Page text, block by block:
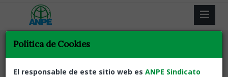
Política de Cookies
El responsable de este sitio web es ANPE Sindicato